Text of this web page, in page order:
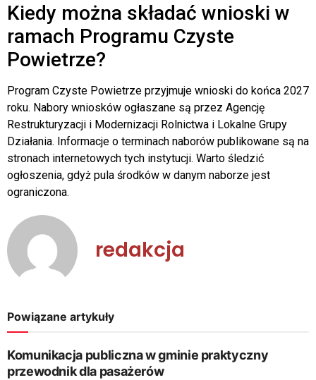
Kiedy można składać wnioski w
ramach Programu Czyste
Powietrze?
Program Czyste Powietrze przyjmuje wnioski do końca 2027
roku. Nabory wniosków ogłaszane są przez Agencję
Restrukturyzacji i Modernizacji Rolnictwa i Lokalne Grupy
Działania. Informacje o terminach naborów publikowane są na
stronach internetowych tych instytucji. Warto śledzić
ogłoszenia, gdyż pula środków w danym naborze jest
ograniczona.
redakcja
Powiązane artykuły
Komunikacja publiczna w gminie praktyczny
przewodnik dla pasażerów